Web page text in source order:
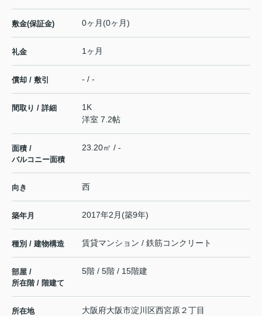
敷金(保証金) 0ヶ月(0ヶ月)
礼金 1ヶ月
償却 / 敷引 - / -
間取り / 詳細
1K
洋室 7.2帖
面積 /
バルコニー面積
23.20㎡ / -
向き 西
築年月 2017年2月(築9年)
種別 / 建物構造 賃貸マンション / 鉄筋コンクリート
部屋 /
所在階 / 階建て
5階 / 5階 / 15階建
所在地 大阪府大阪市淀川区西宮原２丁目